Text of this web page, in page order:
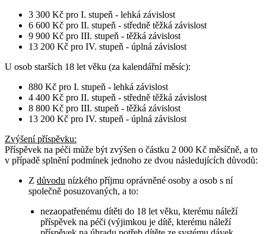
3 300 Kč pro I. stupeň - lehká závislost
6 600 Kč pro II. stupeň - středně těžká závislost
9 900 Kč pro III. stupeň - těžká závislost
13 200 Kč pro IV. stupeň - úplná závislost
U osob starších 18 let věku (za kalendářní měsíc):
880 Kč pro I. stupeň - lehká závislost
4 400 Kč pro II. stupeň - středně těžká závislost
8 800 Kč pro III. stupeň - těžká závislost
13 200 Kč pro IV. stupeň - úplná závislost
Zvýšení příspěvku:
Příspěvek na péči může být zvýšen o částku 2 000 Kč měsíčně, a to
v případě splnění podmínek jednoho ze dvou následujících důvodů:
Z důvodu nízkého příjmu oprávněné osoby a osob s ní
společně posuzovaných, a to:
nezaopatřenému dítěti do 18 let věku, kterému náleží
příspěvek na péči (výjimkou je dítě, kterému náleží